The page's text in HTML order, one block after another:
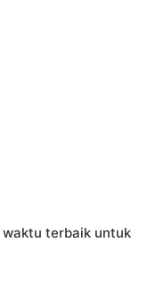
waktu terbaik untuk